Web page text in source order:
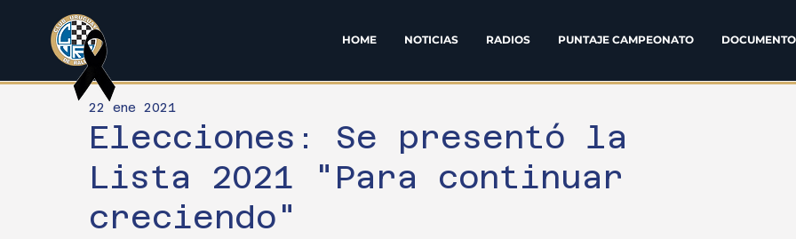
HOME NOTICIAS RADIOS PUNTAJE CAMPEONATO
Elecciones: Se presentó la
Lista 2021 "Para continuar
creciendo"
22 ene 2021